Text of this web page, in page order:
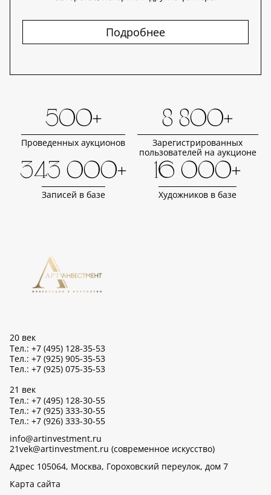
Подробнее
500+
Проведенных аукционов
8 800+
Зарегистрированных
пользователей на аукционе
343 000+
Записей в базе
16 000+
Художников в базе
20 век
Тел.: +7 (495) 128-35-53
Тел.: +7 (925) 905-35-53
Тел.: +7 (925) 075-35-53
21 век
Тел.: +7 (495) 128-30-55
Тел.: +7 (925) 333-30-55
Тел.: +7 (926) 333-30-55
info@artinvestment.ru
21vek@artinvestment.ru (современное искусство)
Адрес 105064, Москва, Гороховский переулок, дом 7
Карта сайта